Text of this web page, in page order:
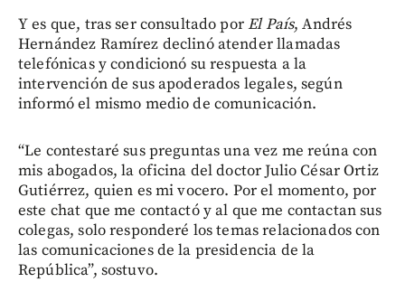
Y es que, tras ser consultado porEl País, Andrés
Hernández Ramírez declinó atender llamadas
telefónicas y condicionó su respuesta a la
intervención de sus apoderados legales, según
informó el mismo medio de comunicación.
“Le contestaré sus preguntas una vez me reúna con
mis abogados, la oficina del doctor Julio César Ortiz
Gutiérrez, quien es mi vocero. Por el momento, por
este chat que me contactó y al que me contactan sus
colegas, solo responderé los temas relacionados con
las comunicaciones de la presidencia de la
República”, sostuvo.